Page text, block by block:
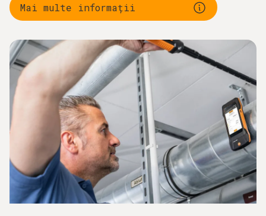
Mai multe informații